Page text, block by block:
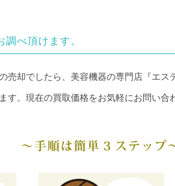
べ頂けます。
売却でしたら、美容機器の専門店『エス
す。現在の買取価格をお気軽にお問い合